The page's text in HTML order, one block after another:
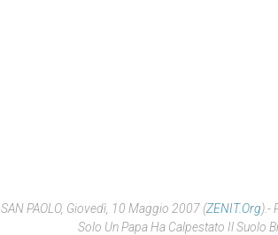
SAN PAOLO, Giovedì, 10 Maggio 2007 (ZENIT.org).-
Solo Un Papa Ha Calpestato Il Suolo